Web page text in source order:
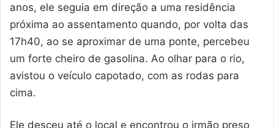
anos, ele seguia em direção a uma residência
próxima ao assentamento quando, por volta das
17h40, ao se aproximar de uma ponte, percebeu
um forte cheiro de gasolina. Ao olhar para o rio,
avistou o veículo capotado, com as rodas para
cima.
Ele desceu até o local e encontrou o irmão preso